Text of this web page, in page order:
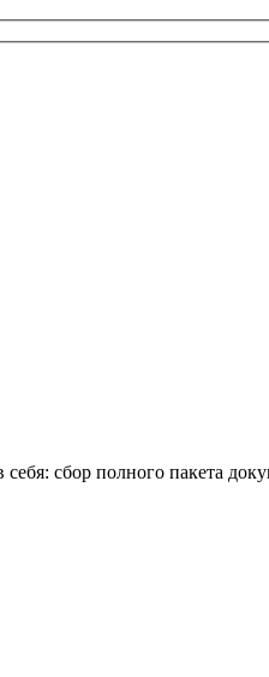
сбор полного пакета